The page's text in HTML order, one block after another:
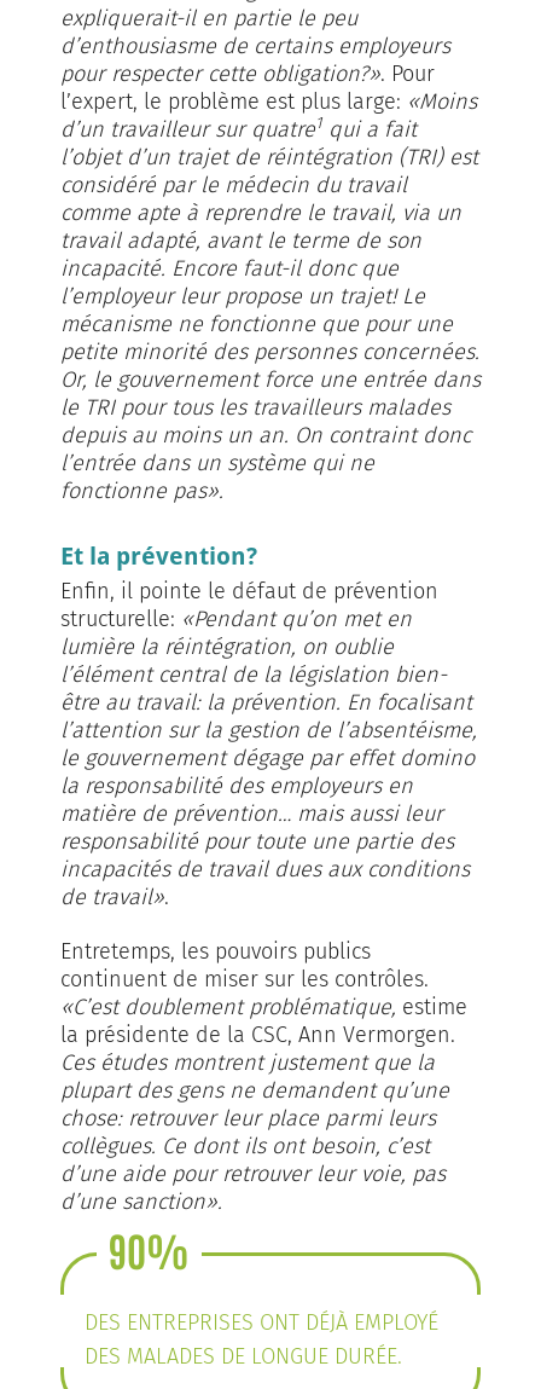
expliquerait-il en partie le peu
d’enthousiasme de certains employeurs
pour respecter cette obligation?». Pour
l’expert, le problème est plus large: «Moins
d’un travailleur sur quatre1 qui a fait
l’objet d’un trajet de réintégration (TRI) est
considéré par le médecin du travail
comme apte à reprendre le travail, via un
travail adapté, avant le terme de son
incapacité. Encore faut-il donc que
l’employeur leur propose un trajet! Le
mécanisme ne fonctionne que pour une
petite minorité des personnes concernées.
Or, le gouvernement force une entrée dans
le TRI pour tous les travailleurs malades
depuis au moins un an. On contraint donc
l’entrée dans un système qui ne
fonctionne pas».
Et la prévention?
Enfin, il pointe le défaut de prévention
structurelle: «Pendant qu’on met en
lumière la réintégration, on oublie
l’élément central de la législation bien-
être au travail: la prévention. En focalisant
l’attention sur la gestion de l’absentéisme,
le gouvernement dégage par effet domino
la responsabilité des employeurs en
matière de prévention… mais aussi leur
responsabilité pour toute une partie des
incapacités de travail dues aux conditions
de travail».
Entretemps, les pouvoirs publics
continuent de miser sur les contrôles.
«C’est doublement problématique, estime
la présidente de la CSC, Ann Vermorgen.
Ces études montrent justement que la
plupart des gens ne demandent qu’une
chose: retrouver leur place parmi leurs
collègues. Ce dont ils ont besoin, c’est
d’une aide pour retrouver leur voie, pas
d’une sanction».
90%
DES ENTREPRISES ONT DÉJÀ EMPLOYÉ
DES MALADES DE LONGUE DURÉE.